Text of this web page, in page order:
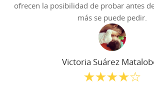
ofrecen la posibilidad de probar antes
más se puede pedir.
Victoria Suárez